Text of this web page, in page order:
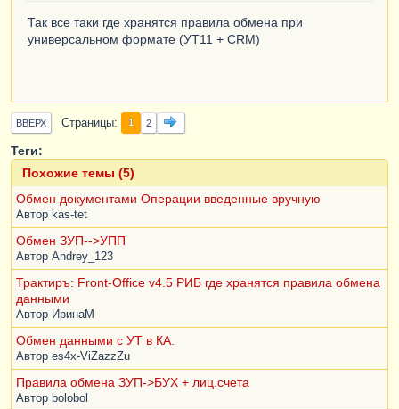
Так все таки где хранятся правила обмена при
универсальном формате (УТ11 + CRM)
ВВЕРХ Страницы 1 2
Теги:
Похожие темы (5)
Обмен документами Операции введенные вручную
Автор kas-tet
Обмен ЗУП-->УПП
Автор Andrey_123
Трактиръ: Front-Office v4.5 РИБ где хранятся правила обмена
данными
Автор ИринаM
Обмен данными с УТ в КА.
Автор es4x-ViZazzZu
Правила обмена ЗУП->БУХ + лиц.счета
Автор bolobol